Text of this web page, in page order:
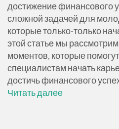
достижение финансового
сложной задачей для
которые только-только
этой статье мы
моментов, которые
специалистам начать
достичь финансового
Читать далее